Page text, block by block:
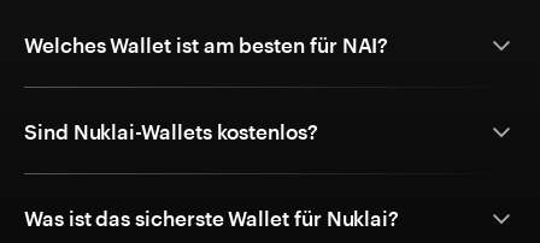
Welches Wallet ist am besten für NAI?
Sind Nuklai-Wallets kostenlos?
Was ist das sicherste Wallet für Nuklai?